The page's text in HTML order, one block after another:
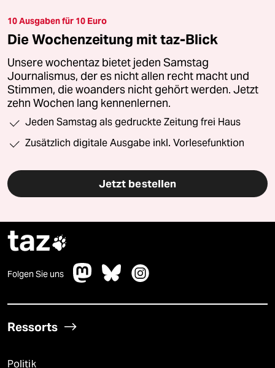
10 Ausgaben für 10 Euro
Die Wochenzeitung mit taz-Blick
Unsere wochentaz bietet jeden Samstag
Journalismus, der es nicht allen recht macht und
Stimmen, die woanders nicht gehört werden. Jetzt
zehn Wochen lang kennenlernen.
Jeden Samstag als gedruckte Zeitung frei Haus
Zusätzlich digitale Ausgabe inkl. Vorlesefunktion
Jetzt bestellen
taz
Folgen Sie uns
Ressorts
Politik